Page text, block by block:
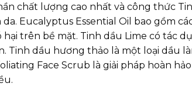
chất lượng cao nhất và công thức
Eucalyptus Essential Oil bao gồm
trên bề mặt. Tinh dầu Lime có tác
Tinh dầu hương thảo là một loại dầu
Face Scrub là giải pháp hoàn